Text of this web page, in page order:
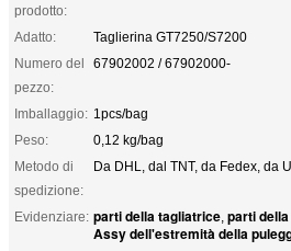
prodotto:
Adatto:
Taglierina GT7250/S7200
Numero del
pezzo:
67902002 / 67902000-
Imballaggio: 1pcs/bag
Peso:
0,12 kg/bag
Metodo di
spedizione:
Da DHL, dal TNT, da Fedex, da
Evidenziare: parti della tagliatrice, parti
Assy dell'estremità della